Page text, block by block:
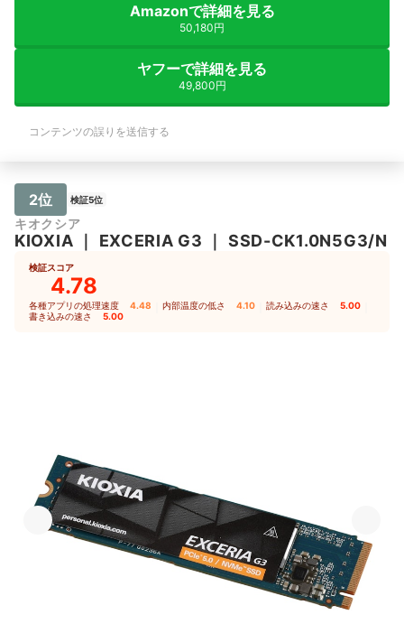
Amazonで詳細を見る
50,180円
ヤフーで詳細を見る
49,800円
コンテンツの誤りを送信する
2位 検証5位
キオクシア
KIOXIA ｜ EXCERIA G3 ｜ SSD-CK1.0N5G3/N
検証スコア
4.78
各種アプリの処理速度 4.48 内部温度の低さ 4.10 読み込みの速さ 5.00
書き込みの速さ 5.00